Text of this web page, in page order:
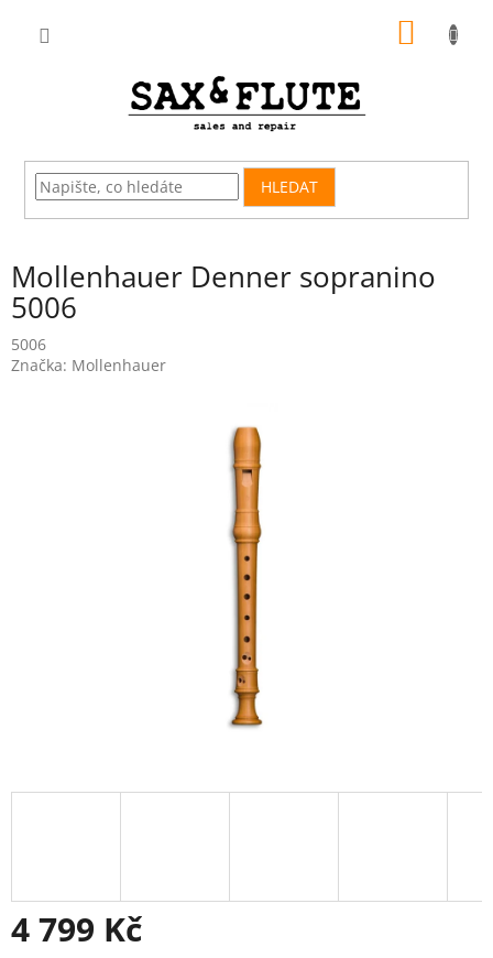
HLEDAT
Mollenhauer Denner sopranino
5006
5006
Značka: Mollenhauer
4 799 Kč